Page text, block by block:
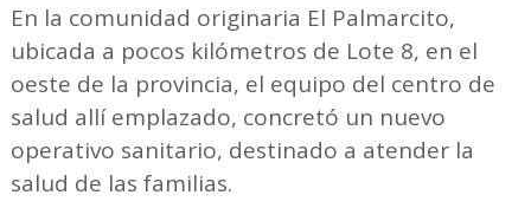
En la comunidad originaria El Palmarcito,
ubicada a pocos kilómetros de Lote 8, en el
oeste de la provincia, el equipo del centro de
salud allí emplazado, concretó un nuevo
operativo sanitario, destinado a atender la
salud de las familias.